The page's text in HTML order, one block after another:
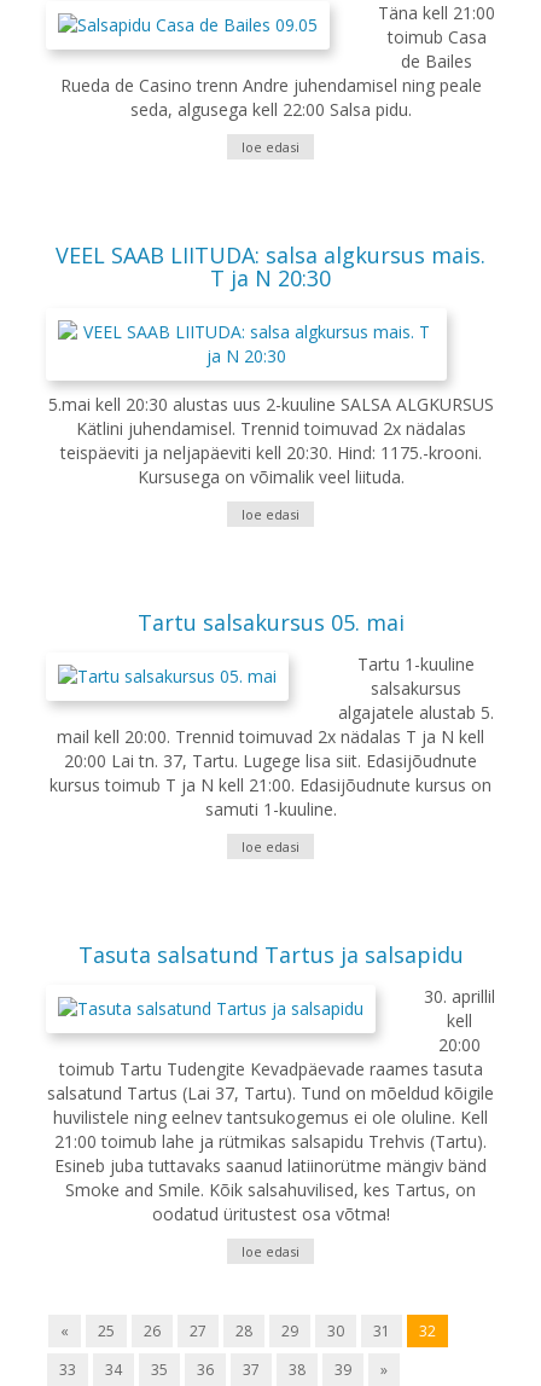
Täna kell 21:00
toimub Casa
de Bailes
Rueda de Casino trenn Andre juhendamisel ning peale
seda, algusega kell 22:00 Salsa pidu.
loe edasi
VEEL SAAB LIITUDA: salsa algkursus mais.
T ja N 20:30
5.mai kell 20:30 alustas uus 2-kuuline SALSA ALGKURSUS
Kätlini juhendamisel. Trennid toimuvad 2x nädalas
teispäeviti ja neljapäeviti kell 20:30. Hind: 1175.-krooni.
Kursusega on võimalik veel liituda.
loe edasi
Tartu salsakursus 05. mai
Tartu 1-kuuline
salsakursus
algajatele alustab 5.
mail kell 20:00. Trennid toimuvad 2x nädalas T ja N kell
20:00 Lai tn. 37, Tartu. Lugege lisa siit. Edasijõudnute
kursus toimub T ja N kell 21:00. Edasijõudnute kursus on
samuti 1-kuuline.
loe edasi
Tasuta salsatund Tartus ja salsapidu
30. aprillil
kell
20:00
toimub Tartu Tudengite Kevadpäevade raames tasuta
salsatund Tartus (Lai 37, Tartu). Tund on mõeldud kõigile
huvilistele ning eelnev tantsukogemus ei ole oluline. Kell
21:00 toimub lahe ja rütmikas salsapidu Trehvis (Tartu).
Esineb juba tuttavaks saanud latiinorütme mängiv bänd
Smoke and Smile. Kõik salsahuvilised, kes Tartus, on
oodatud üritustest osa võtma!
loe edasi
« 25 26 27 28 29 30 31
32
33
34 35 36 37 38 39 »